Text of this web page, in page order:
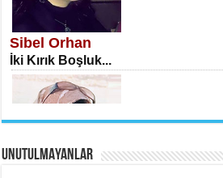
İSA KARATEPE
Ekranlar Arasında Kaybolan İnsan...
AHMET URFALI
Sibel Orhan
İki Kırık Boşluk...
UNUTULMAYANLAR